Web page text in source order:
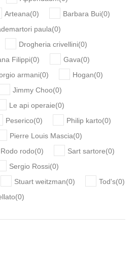
Arteana(0) Barbara Bui(0)
paula(0)
Drogheria crivellini(0)
Filippi(0) Gava(0)
armani(0) Hogan(0)
Jimmy Choo(0)
Le api operaie(0)
Peserico(0) Philip karto(0)
Pierre Louis Mascia(0)
Rodo rodo(0) Sart sartore(0)
Sergio Rossi(0)
Stuart weitzman(0) Tod's(0)
(0)